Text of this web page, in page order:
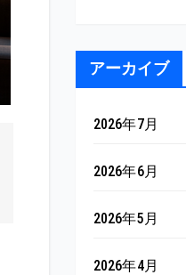
アーカイブ
2026年7月
2026年6月
2026年5月
2026年4月